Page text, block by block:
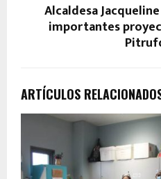
Alcaldesa
importantes
ARTÍCULOS